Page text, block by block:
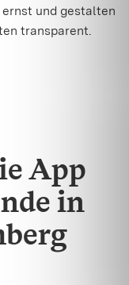
und gestalten
transparent.
App
in